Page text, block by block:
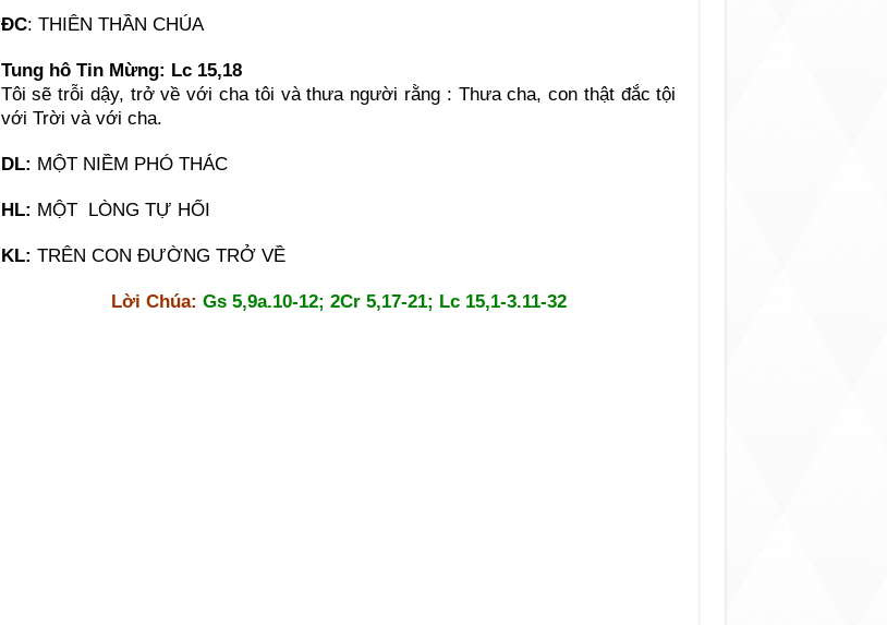
ĐC: THIÊN THẦN CHÚA
Tung hô Tin Mừng: Lc 15,18
Tôi sẽ trỗi dậy, trở về với cha tôi và thưa người rằng : Thưa cha, con thật đắc tội
với Trời và với cha.
DL: MỘT NIỀM PHÓ THÁC
HL: MỘT LÒNG TỰ HỐI
KL: TRÊN CON ĐƯỜNG TRỞ VỀ
Lời Chúa: Gs 5,9a.10-12; 2Cr 5,17-21; Lc 15,1-3.11-32